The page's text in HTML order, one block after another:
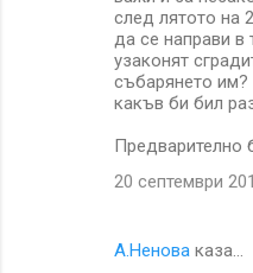
след лятото на
да се направи в
узаконят
събарянето им?
какъв би бил
Предварително
20 септември
А.Ненова каза…